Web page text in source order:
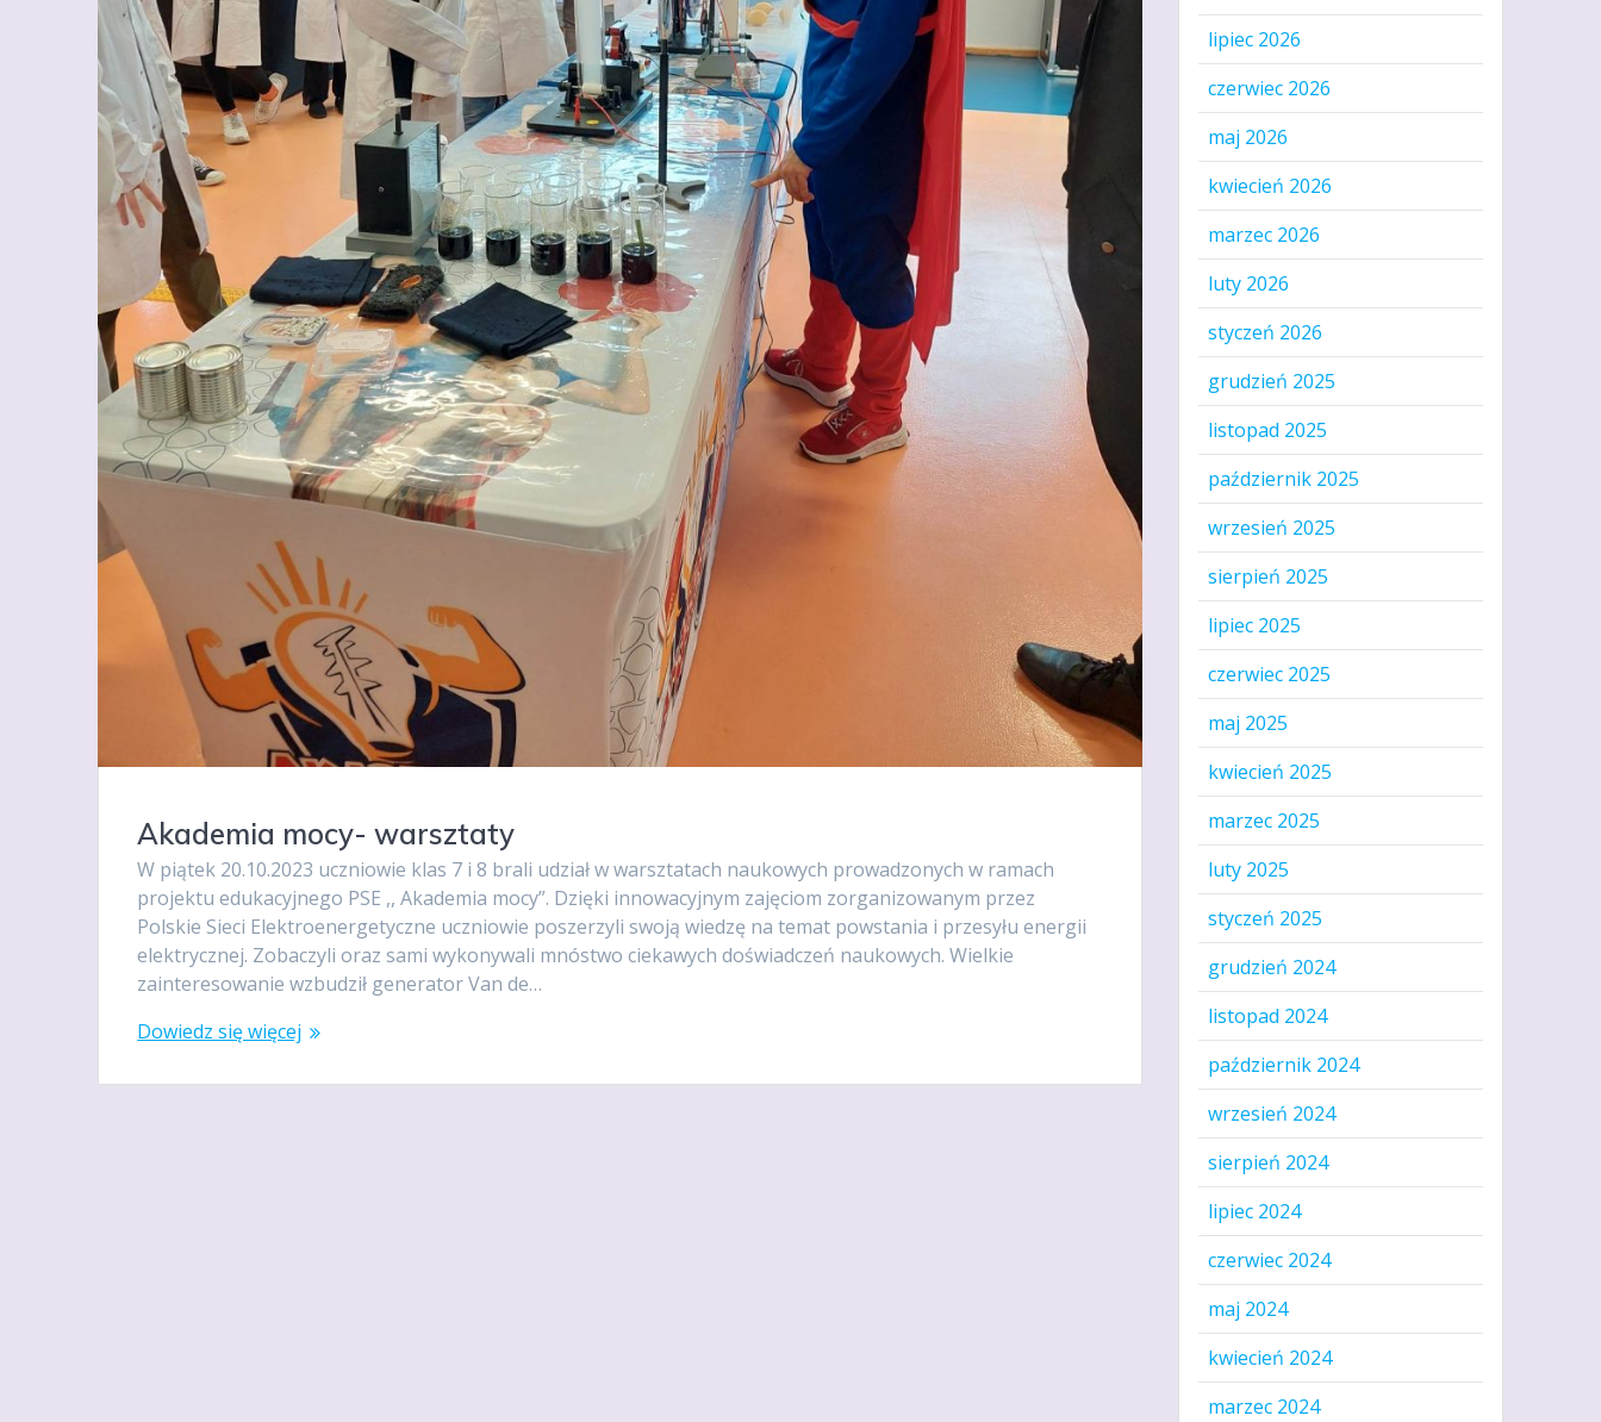
Akademia mocy- warsztaty
W piątek 20.10.2023 uczniowie klas 7 i 8 brali udział w warsztatach naukowych prowadzonych w ramach
projektu edukacyjnego PSE ,, Akademia mocy”. Dzięki innowacyjnym zajęciom zorganizowanym przez
Polskie Sieci Elektroenergetyczne uczniowie poszerzyli swoją wiedzę na temat powstania i przesyłu energii
elektrycznej. Zobaczyli oraz sami wykonywali mnóstwo ciekawych doświadczeń naukowych. Wielkie
zainteresowanie wzbudził generator Van de…
Dowiedz się więcej
lipiec 2026
czerwiec 2026
maj 2026
kwiecień 2026
marzec 2026
luty 2026
styczeń 2026
grudzień 2025
listopad 2025
październik 2025
wrzesień 2025
sierpień 2025
lipiec 2025
czerwiec 2025
maj 2025
kwiecień 2025
marzec 2025
luty 2025
styczeń 2025
grudzień 2024
listopad 2024
październik 2024
wrzesień 2024
sierpień 2024
lipiec 2024
czerwiec 2024
maj 2024
kwiecień 2024
marzec 2024